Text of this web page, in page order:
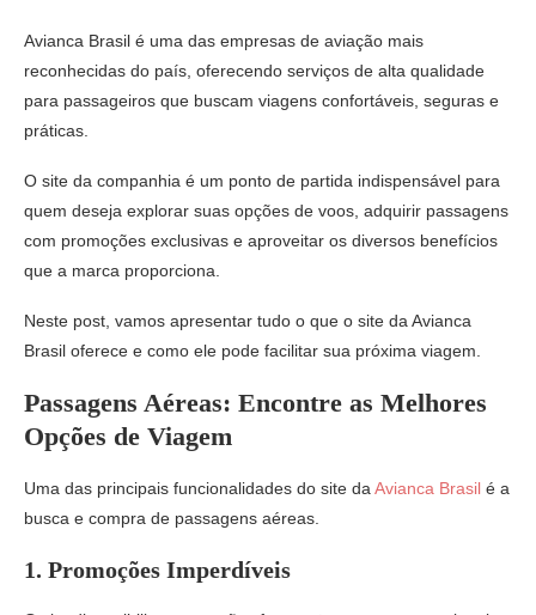
Avianca Brasil é uma das empresas de aviação mais
reconhecidas do país, oferecendo serviços de alta qualidade
para passageiros que buscam viagens confortáveis, seguras e
práticas.
O site da companhia é um ponto de partida indispensável para
quem deseja explorar suas opções de voos, adquirir passagens
com promoções exclusivas e aproveitar os diversos benefícios
que a marca proporciona.
Neste post, vamos apresentar tudo o que o site da Avianca
Brasil oferece e como ele pode facilitar sua próxima viagem.
Passagens Aéreas: Encontre as Melhores
Opções de Viagem
Uma das principais funcionalidades do site da Avianca Brasil é a
busca e compra de passagens aéreas.
1. Promoções Imperdíveis